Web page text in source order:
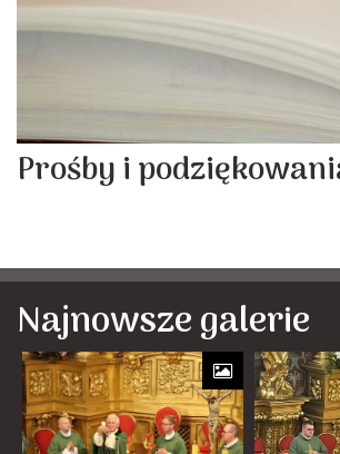
Prośby i
Najnowsze galerie